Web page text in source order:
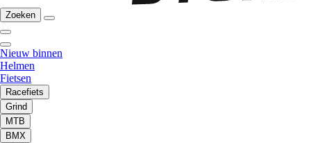
Zoeken
Nieuw binnen
Helmen
Fietsen
Racefiets
Grind
MTB
BMX